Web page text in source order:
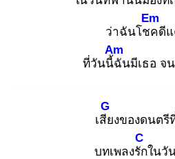
ว่าฉันโชค
Em
ดี
ที่วันนี้ฉั
Am
นมีเธอ จ
เสีย
G
งของดนตรี
บทเพลงรัก
C
ในวั